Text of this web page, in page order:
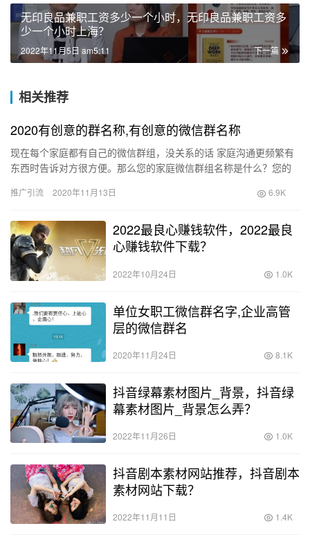
无印良品兼职工资多少一个小时，无印良品兼职工资多
少一个小时上海？
下一篇
2022年11月5日 am5:11
相关推荐
2020有创意的群名称,有创意的微信群名称
现在每个家庭都有自己的微信群组，没关系的话 家庭沟通更频繁有
东西时告诉对方很方便。那么您的家庭微信群组名称是什么？您的
种&…
推广引流 2020年11月13日 6.9K
2022最良心赚钱软件，2022最良
心赚钱软件下载？
2022年10月24日 1.0K
单位女职工微信群名字,企业高管
层的微信群名
2020年11月24日 8.1K
抖音绿幕素材图片_背景，抖音绿
幕素材图片_背景怎么弄？
2022年11月26日 1.0K
抖音剧本素材网站推荐，抖音剧本
素材网站下载？
2022年11月11日 1.4K